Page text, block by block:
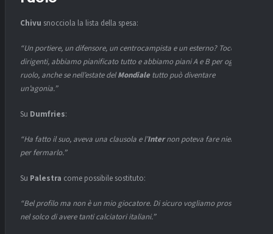
Chivu snocciola la lista della spesa:
“Un portiere, un difensore, un centrocampista e un esterno? Tocca ai
dirigenti, abbiamo pianificato tutto e abbiamo piani A e B per ogni
ruolo, anche se nell’estate delMondialetutto può diventare
un’agonia.”
Su Dumfries:
“Ha fatto il suo, aveva una clausola e l’Internon poteva fare niente
per fermarlo.”
Su Palestra come possibile sostituto:
“Bel profilo ma non è un mio giocatore. Di sicuro vogliamo proseguire
nel solco di avere tanti calciatori italiani.”